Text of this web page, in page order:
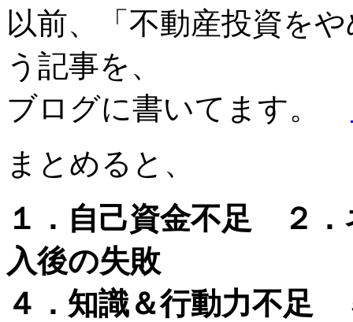
以前、「不動産投資を
う記事を、
ブログに書いてます。
まとめると、
１．自己資金不足 ２
入後の失敗
４．知識＆行動力不足